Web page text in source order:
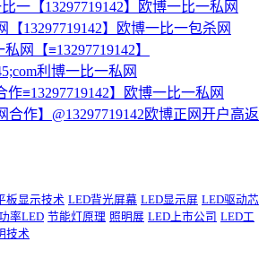
一【13297719142】欧博一比一私网
【13297719142】欧博一比一包杀网
网【≡13297719142】
利博一比一私网
作≡13297719142】欧博一比一私网
合作】@13297719142欧博正网开户高返
板显示技术 LED背光屏幕 LED显示屏 LED驱动芯
率LED 节能灯原理 照明展 LED上市公司 LED工
技术